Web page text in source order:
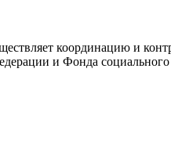
координацию и
и Фонда